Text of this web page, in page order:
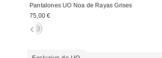
Pantalones UO Noa de Rayas Grises
75,00 €